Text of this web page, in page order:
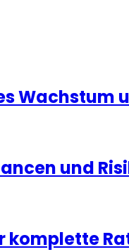
Wachstum
und
komplette